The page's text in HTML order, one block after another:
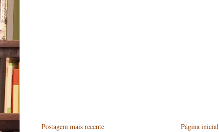
Postagem mais recente Página inicial